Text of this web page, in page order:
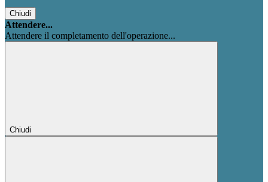
Chiudi
Attendere...
Attendere il completamento dell'operazione...
Chiudi